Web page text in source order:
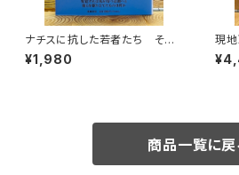
ナチスに抗した若者たち その
生き方を問う
¥1,980
現
ダ
商品一覧に戻